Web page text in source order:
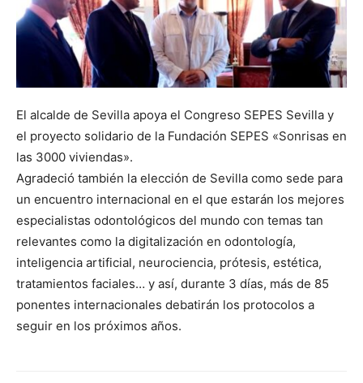
El alcalde de Sevilla apoya el Congreso SEPES Sevilla y
el proyecto solidario de la Fundación SEPES «Sonrisas en
las 3000 viviendas».
Agradeció también la elección de Sevilla como sede para
un encuentro internacional en el que estarán los mejores
especialistas odontológicos del mundo con temas tan
relevantes como la digitalización en odontología,
inteligencia artificial, neurociencia, prótesis, estética,
tratamientos faciales… y así, durante 3 días, más de 85
ponentes internacionales debatirán los protocolos a
seguir en los próximos años.